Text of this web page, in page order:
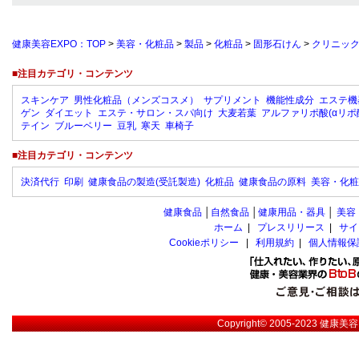
健康美容EXPO：TOP > 美容・化粧品 > 製品 > 化粧品 > 固形石けん > クリニッ
■注目カテゴリ・コンテンツ
スキンケア 男性化粧品（メンズコスメ） サプリメント 機能性成分 エステ
ゲン ダイエット エステ・サロン・スパ向け 大麦若葉 アルファリポ酸(αリポ
テイン ブルーベリー 豆乳 寒天 車椅子
■注目カテゴリ・コンテンツ
決済代行 印刷 健康食品の製造(受託製造) 化粧品 健康食品の原料 美容・化
健康食品 自然食品 健康用品・器具 美容
ホーム
プレスリリース
サ
Cookieポリシー
利用規約 個人情報
Copyright© 2005-2023健康美